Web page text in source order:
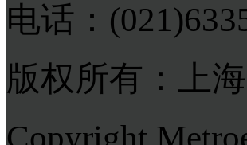
电话：
版权所有：上
Copyright